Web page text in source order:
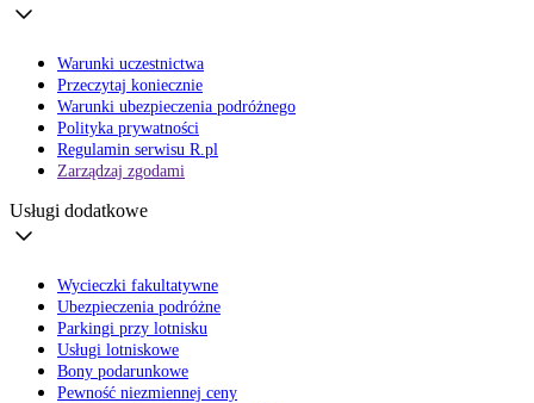
Warunki uczestnictwa
Przeczytaj koniecznie
Warunki ubezpieczenia podróżnego
Polityka prywatności
Regulamin serwisu R.pl
Zarządzaj zgodami
Usługi dodatkowe
Wycieczki fakultatywne
Ubezpieczenia podróżne
Parkingi przy lotnisku
Usługi lotniskowe
Bony podarunkowe
Pewność niezmiennej ceny